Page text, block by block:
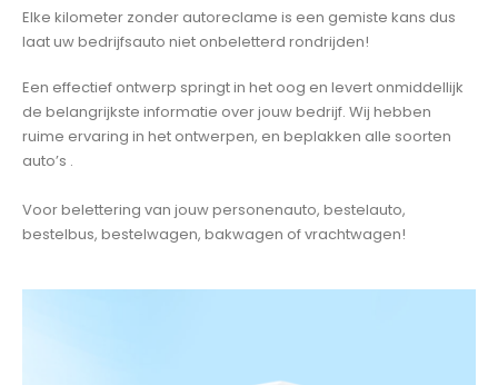
Elke kilometer zonder autoreclame is een gemiste kans dus
laat uw bedrijfsauto niet onbeletterd rondrijden!
Een effectief ontwerp springt in het oog en levert onmiddellijk
de belangrijkste informatie over jouw bedrijf. Wij hebben
ruime ervaring in het ontwerpen, en beplakken alle soorten
auto’s .
Voor belettering van jouw personenauto, bestelauto,
bestelbus, bestelwagen, bakwagen of vrachtwagen!